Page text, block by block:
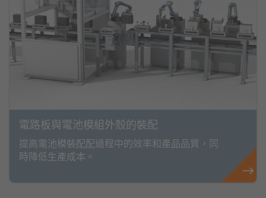
電路板與電池模組外殼的裝配
提高電池模裝配配過程中的效率和產品品質，同
時降低生產成本。